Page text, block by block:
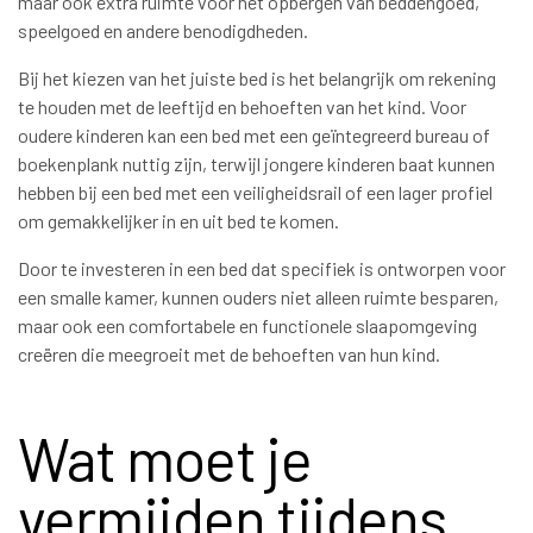
speelgoed en andere benodigdheden.
Bij het kiezen van het juiste bed is het belangrijk om rekening
te houden met de leeftijd en behoeften van het kind. Voor
oudere kinderen kan een bed met een geïntegreerd bureau of
boekenplank nuttig zijn, terwijl jongere kinderen baat kunnen
hebben bij een bed met een veiligheidsrail of een lager profiel
om gemakkelijker in en uit bed te komen.
Door te investeren in een bed dat specifiek is ontworpen voor
een smalle kamer, kunnen ouders niet alleen ruimte besparen,
maar ook een comfortabele en functionele slaapomgeving
creëren die meegroeit met de behoeften van hun kind.
Wat moet je
vermijden tijdens